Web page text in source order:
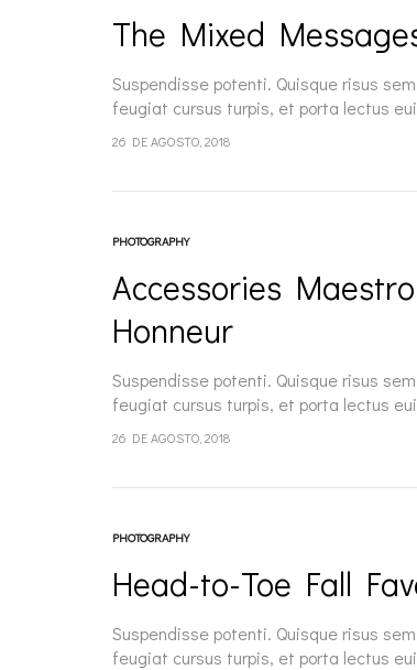
The Mixed
Suspendisse potenti. Quisque risus
feugiat cursus turpis, et porta lectus
26 DE AGOSTO, 2018
PHOTOGRAPHY
Accessories
Honneur
Suspendisse potenti. Quisque risus
feugiat cursus turpis, et porta lectus
26 DE AGOSTO, 2018
PHOTOGRAPHY
Head-to-Toe Fall
Suspendisse potenti. Quisque risus
feugiat cursus turpis, et porta lectus